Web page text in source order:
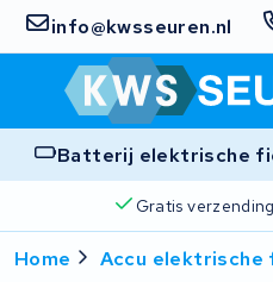
info@kwsseuren.nl
Batterij elektrische
Gratis verzending
Home Accu elektrische